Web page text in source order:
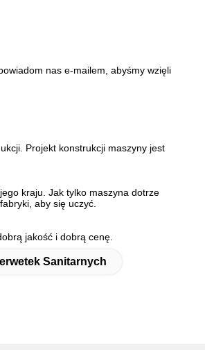
nas e-mailem, abyśmy wzięli
Projekt konstrukcji maszyny jest
kraju. Jak tylko maszyna dotrze
aby się uczyć.
jakość i dobrą cenę.
Sanitarnych